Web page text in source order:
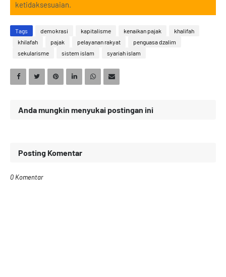
ketidaksesuaian.
Tags demokrasi kapitalisme kenaikan pajak
khalifah
khilafah
pajak pelayanan rakyat
penguasa dzalim
sekularisme
sistem islam syariah islam
Anda mungkin menyukai postingan ini
Posting Komentar
0 Komentar